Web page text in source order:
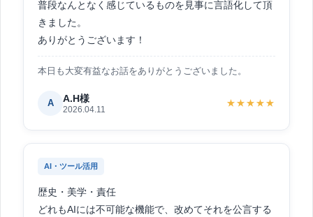
普段なんとなく感じているものを見事に言語化して頂
きました。
ありがとうございます！
本日も大変有益なお話をありがとうございました。
A A.H様
2026.04.11
★★★★★
AI・ツール活用
歴史・美学・責任
どれもAIには不可能な機能で、改めてそれを公言する